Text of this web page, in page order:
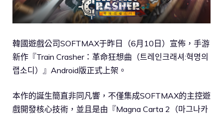
韓國遊戲公司SOFTMAX于昨日（6月10日）宣佈，手游
新作『Train Crasher：革命狂想曲（트레인크래셔:혁명의
랩소디）』Android版正式上架。
本作的誕生簡直非同凡響，不僅集成SOFTMAX的主控遊
戲開發核心技術，並且是由『Magna Carta 2（마그나카